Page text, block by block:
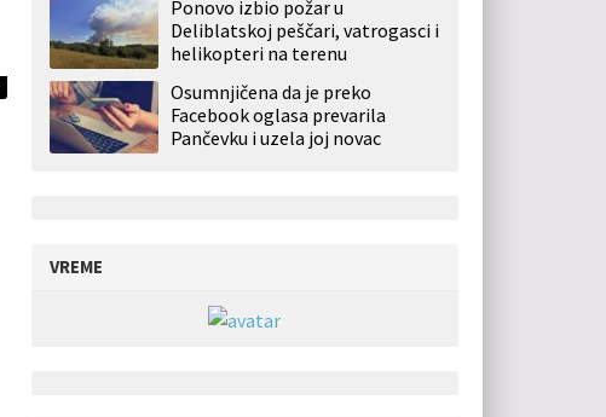
Ponovo izbio požar u
Deliblatskoj peščari, vatrogasci i
helikopteri na terenu
Osumnjičena da je preko
Facebook oglasa prevarila
Pančevku i uzela joj novac
VREME